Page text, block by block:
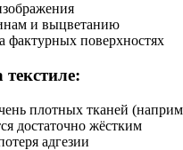
и выцветанию
фактурных поверхностях
плотных тканей
достаточно жёстким
адгезии